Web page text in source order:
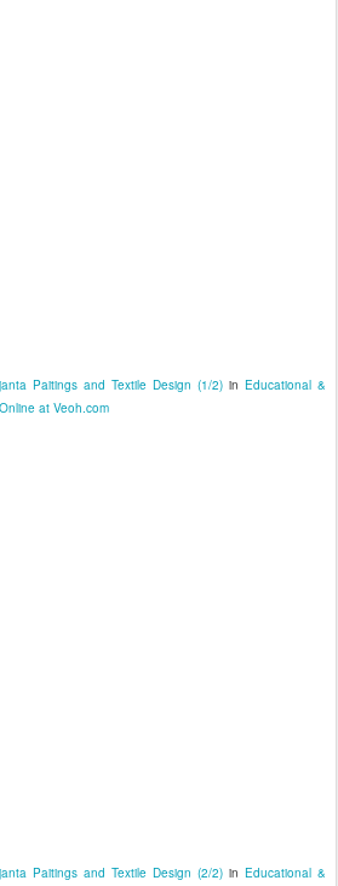
Paitings and Textile Design (1/2) in Educational &
at Veoh.com
Paitings and Textile Design (2/2) in Educational &